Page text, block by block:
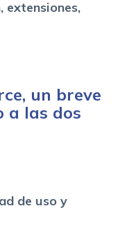
extensiones,
un breve
a las dos
de uso y